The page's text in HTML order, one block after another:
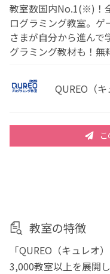
教室数国内No.1(※)！
ログラミング教室。
さまが自分から進んで
グラミング教材も！無
QUREO（
教室の特徴
「QUREO（キュレオ
3,000教室以上を展開